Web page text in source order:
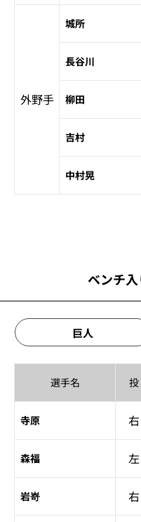
外野手
城所
長谷川
柳田
吉村
中村晃
ベンチ
巨人
選手名 投
寺原 右
森福 左
岩嵜 右